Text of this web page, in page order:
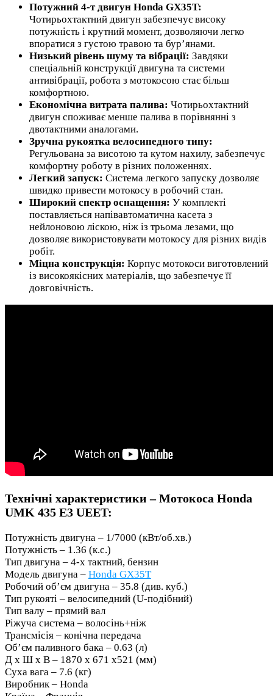
Потужний 4-т двигун Honda GX35T:
Чотирьохтактний двигун забезпечує високу
потужність і крутний момент, дозволяючи легко
впоратися з густою травою та бур’янами.
Низький рівень шуму та вібрації: Завдяки
спеціальній конструкції двигуна та системи
антивібрації, робота з мотокосою стає більш
комфортною.
Економічна витрата палива: Чотирьохтактний
двигун споживає менше палива в порівнянні з
двотактними аналогами.
Зручна рукоятка велосипедного типу:
Регульована за висотою та кутом нахилу, забезпечує
комфортну роботу в різних положеннях.
Легкий запуск: Система легкого запуску дозволяє
швидко привести мотокосу в робочий стан.
Широкий спектр оснащення: У комплекті
поставляється напівавтоматична касета з
нейлоновою ліскою, ніж із трьома лезами, що
дозволяє використовувати мотокосу для різних видів
робіт.
Міцна конструкція: Корпус мотокоси виготовлений
із високоякісних матеріалів, що забезпечує її
довговічність.
Технічні характеристики – Мотокоса Honda
UMK 435 E3 UEET:
Потужність двигуна – 1/7000 (кВт/об.хв.)
Потужність – 1.36 (к.с.)
Тип двигуна – 4-х тактний, бензин
Модель двигуна – Honda GX35T
Робочий об’єм двигуна – 35.8 (див. куб.)
Тип рукояті – велосипедний (U-подібний)
Тип валу – прямий вал
Ріжуча система – волосінь+ніж
Трансмісія – конічна передача
Об’єм паливного бака – 0.63 (л)
Д x Ш x В – 1870 x 671 x521 (мм)
Суха вага – 7.6 (кг)
Виробник – Honda